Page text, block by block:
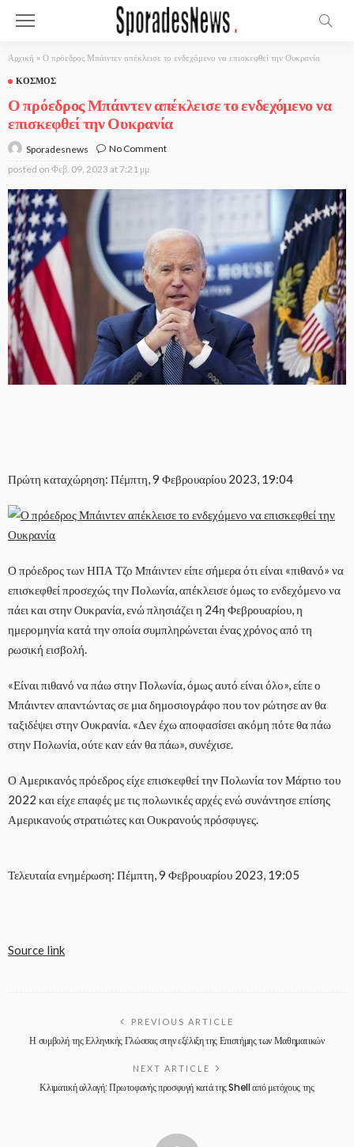
Αρχική » Ο πρόεδρος Μπάιντεν απέκλεισε το ενδεχόμενο να επισκεφθεί την Ουκρανία
ΚΌΣΜΟΣ
Ο πρόεδρος Μπάιντεν απέκλεισε το ενδεχόμενο να
επισκεφθεί την Ουκρανία
Sporadesnews
No Comment
posted on Φεβ. 09, 2023 at 7:21 μμ
Πρώτη καταχώρηση: Πέμπτη, 9 Φεβρουαρίου 2023, 19:04
Ο πρόεδρος των ΗΠΑ Τζο Μπάιντεν είπε σήμερα ότι είναι «πιθανό» να
επισκεφθεί προσεχώς την Πολωνία, απέκλεισε όμως το ενδεχόμενο να
πάει και στην Ουκρανία, ενώ πλησιάζει η 24η Φεβρουαρίου, η
ημερομηνία κατά την οποία συμπληρώνεται ένας χρόνος από τη
ρωσική εισβολή.
«Είναι πιθανό να πάω στην Πολωνία, όμως αυτό είναι όλο», είπε ο
Μπάιντεν απαντώντας σε μια δημοσιογράφο που τον ρώτησε αν θα
ταξιδέψει στην Ουκρανία. «Δεν έχω αποφασίσει ακόμη πότε θα πάω
στην Πολωνία, ούτε καν εάν θα πάω», συνέχισε.
Ο Αμερικανός πρόεδρος είχε επισκεφθεί την Πολωνία τον Μάρτιο του
2022 και είχε επαφές με τις πολωνικές αρχές ενώ συνάντησε επίσης
Αμερικανούς στρατιώτες και Ουκρανούς πρόσφυγες.
Τελευταία ενημέρωση: Πέμπτη, 9 Φεβρουαρίου 2023, 19:05
Source link
PREVIOUS ARTICLE
Η συμβολή της Ελληνικής Γλώσσας στην εξέλιξη της Επιστήμης των Μαθηματικών
NEXT ARTICLE
Κλιματική αλλαγή: Πρωτοφανής προσφυγή κατά της Shell από μετόχους της